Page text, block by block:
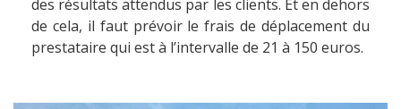
des résultats attendus par les clients. Et en dehors
de cela, il faut prévoir le frais de déplacement du
prestataire qui est à l’intervalle de 21 à 150 euros.